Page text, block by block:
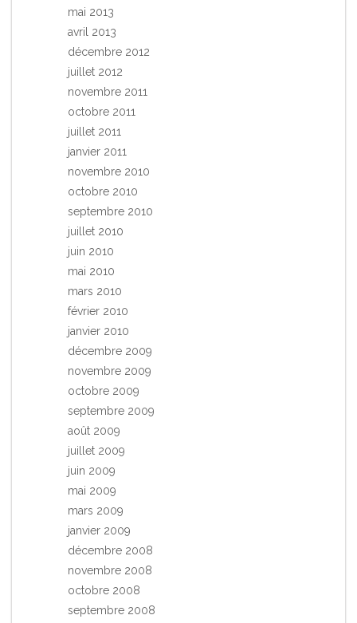
mai 2013
avril 2013
décembre 2012
juillet 2012
novembre 2011
octobre 2011
juillet 2011
janvier 2011
novembre 2010
octobre 2010
septembre 2010
juillet 2010
juin 2010
mai 2010
mars 2010
février 2010
janvier 2010
décembre 2009
novembre 2009
octobre 2009
septembre 2009
août 2009
juillet 2009
juin 2009
mai 2009
mars 2009
janvier 2009
décembre 2008
novembre 2008
octobre 2008
septembre 2008